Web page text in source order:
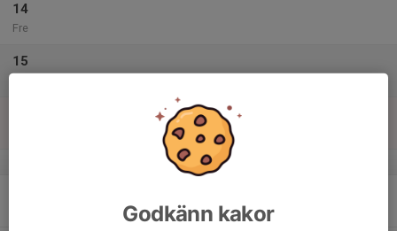
14
Fre
15
v.34
Godkänn kakor